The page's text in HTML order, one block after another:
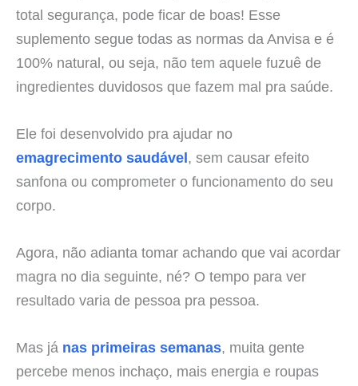
total segurança, pode ficar de boas! Esse
suplemento segue todas as normas da Anvisa e é
100% natural, ou seja, não tem aquele fuzuê de
ingredientes duvidosos que fazem mal pra saúde.
Ele foi desenvolvido pra ajudar no
emagrecimento saudável, sem causar efeito
sanfona ou comprometer o funcionamento do seu
corpo.
Agora, não adianta tomar achando que vai acordar
magra no dia seguinte, né? O tempo para ver
resultado varia de pessoa pra pessoa.
Mas já nas primeiras semanas, muita gente
percebe menos inchaço, mais energia e roupas